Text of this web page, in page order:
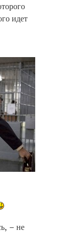
идет
– не